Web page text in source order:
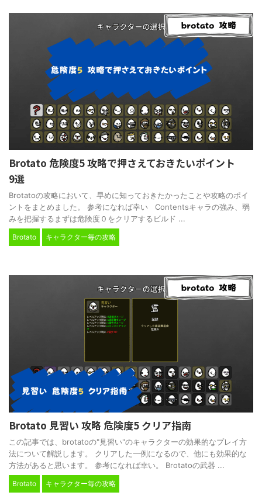
Brotato 危険度5 攻略で押さえておきたいポイント
9選
Brotatoの攻略において、早めに知っておきたかったことや攻略のポイ
ントをまとめました。 参考になれば幸い Contentsキャラの強み、弱
みを把握するまずは危険度０をクリアするビルド ...
Brotato キャラクター毎の攻略
Brotato 見習い 攻略 危険度5 クリア指南
この記事では、brotatoの"見習い"のキャラクターの効果的なプレイ方
法について解説します。 クリアした一例になるので、他にも効果的な
方法があると思います。 参考になれば幸い。 Brotatoの武器 ...
Brotato キャラクター毎の攻略